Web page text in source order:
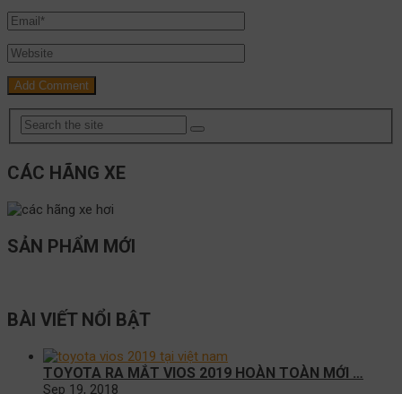
CÁC HÃNG XE
SẢN PHẨM MỚI
BÀI VIẾT NỔI BẬT
TOYOTA RA MẮT VIOS 2019 HOÀN TOÀN MỚI …
Sep 19, 2018